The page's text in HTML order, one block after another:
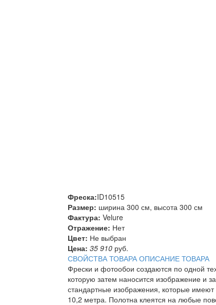
Фреска:ID10515
Размер: ширина 300 см, высота 300 см
Фактура: Velure
Отражение: Нет
Цвет: Не выбран
Цена: 35 910 руб.
СВОЙСТВА ТОВАРА ОПИСАНИЕ ТОВАРА
Фрески и фотообои создаются по одной
которую затем наносится изображение и
стандартные изображения, которые
10,2 метра. Полотна клеятся на любые